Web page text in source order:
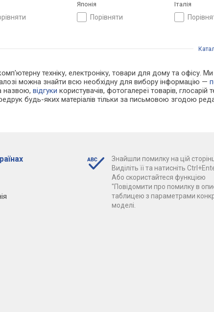
Японія
порівняти
Італія
техніку, електроніку, товари для дому та офісу.
можна знайти всю необхідну для вибору інформацію —
назвою,відгуки користувачів, фотогалереї товарів, глосарій
будь-яких матеріалів тільки за письмовою згодою
Знайшли помилку на цій
Виділіть її та натисніть
Або скористайтеся функцією
"Повідомити про помилку в
таблицею з параметрами
моделі.